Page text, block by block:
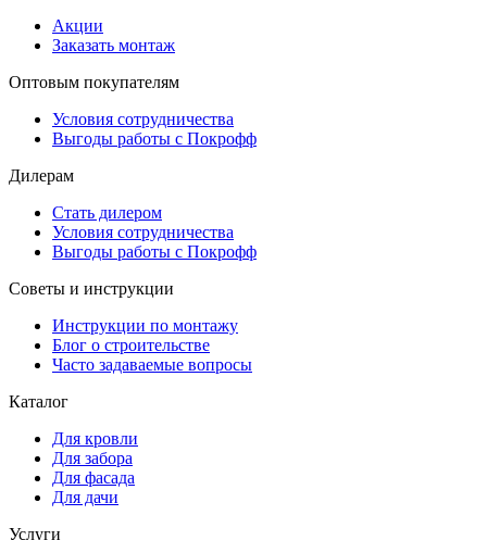
Акции
Заказать монтаж
Оптовым покупателям
Условия сотрудничества
Выгоды работы с Покрофф
Дилерам
Стать дилером
Условия сотрудничества
Выгоды работы с Покрофф
Советы и инструкции
Инструкции по монтажу
Блог о строительстве
Часто задаваемые вопросы
Каталог
Для кровли
Для забора
Для фасада
Для дачи
Услуги